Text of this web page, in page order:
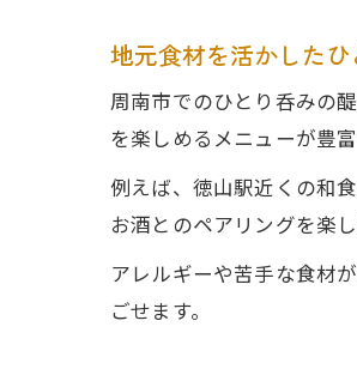
地元食材を活かした
周南市でのひとり呑みの
を楽しめるメニューが豊
例えば、徳山駅近くの和
お酒とのペアリングを楽
アレルギーや苦手な食材
ごせます。